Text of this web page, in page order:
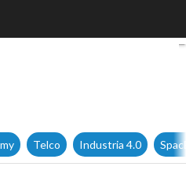
a Office 365,
Telco Industria 4.0